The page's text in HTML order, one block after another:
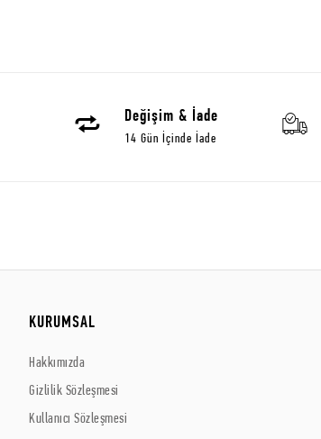
Değişim & İade
14 Gün İçinde İade
KURUMSAL
Hakkımızda
Gizlilik Sözleşmesi
Kullanıcı Sözleşmesi